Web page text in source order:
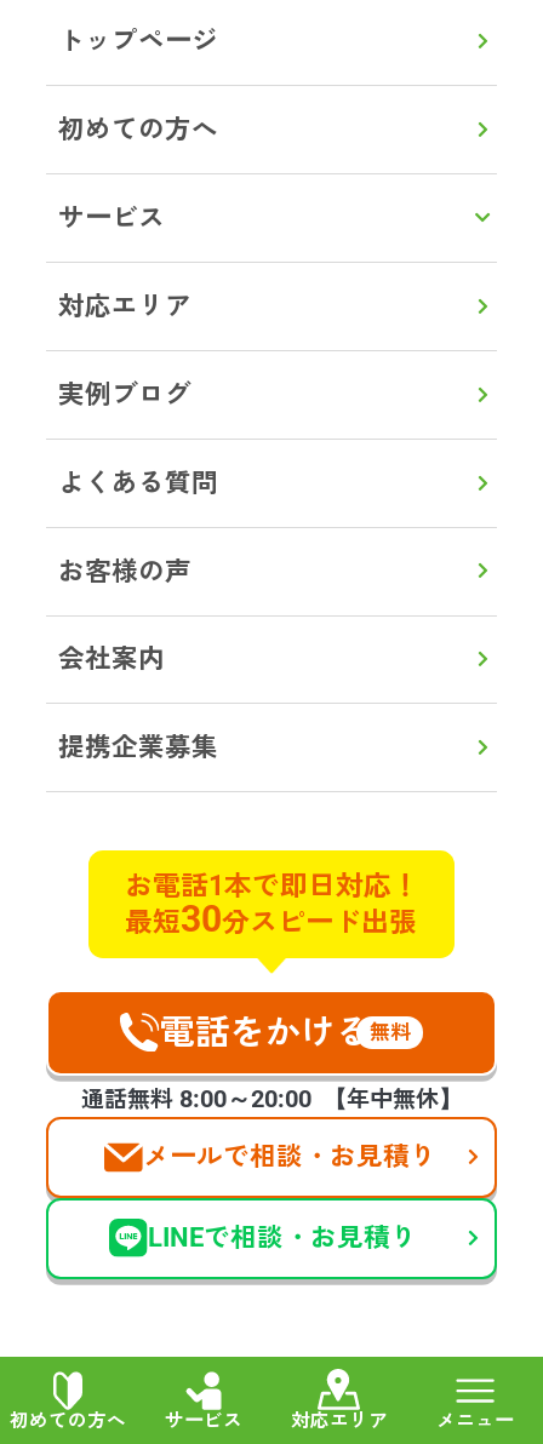
初めての方へ サービス 対応エリア メニュー
トップページ
初めての方へ
サービス
対応エリア
実例ブログ
よくある質問
お客様の声
会社案内
提携企業募集
お電話1本で即日対応！
最短30分スピード出張
電話をかける無料
通話無料 8:00～20:00 【年中無休】
メールで相談・お見積り
LINEで相談・お見積り
本当に助かりました。また何かあれ
りがとうございました。
茨城県土浦市 G様
一人暮らしをしていた母が孤独死し
ているとの連絡が。部屋はゴミ屋敷
状態で、とても清掃できるような状
況ではありませんでした。遠方のた
電話でとても親切丁寧に接していた
だきました。作業前に部屋の状態を
ただき立ち合いができない不安は全
遺品整理
管理物件で自殺がおきてしまい特殊
だきました。早朝で対応していただ
けるのか不安でしたが電話に出てく
れ、すぐに対応します！と言ってく
ださったときのホッといたしまし
た。今回のような急な連絡を受けた
際は手が震えましたが、スタッフの
方の対応良さ、作業もとてもスピー
ディーに進めて頂き、お願いして本
当に良かったです。
他の声も見る